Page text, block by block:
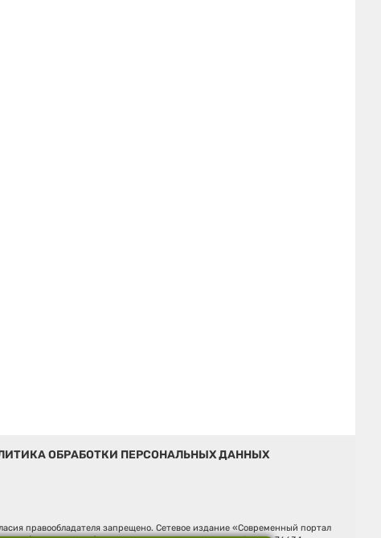
ОБРАБОТКИ ПЕРСОНАЛЬНЫХ ДАННЫХ
правообладателя запрещено. Сетевое издание «Современный портал